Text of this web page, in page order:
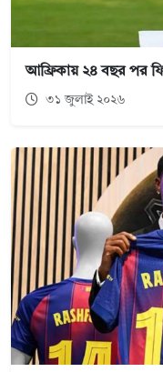
আফ্রিকায় ২৪ বছর পর
৩১ জুলাই ২০২৬